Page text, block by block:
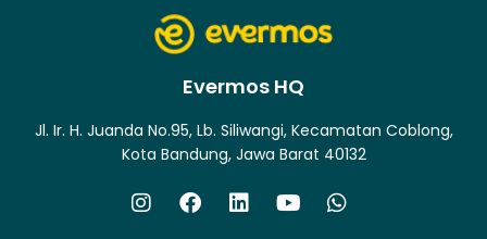
Evermos HQ
Jl. Ir. H. Juanda No.95, Lb. Siliwangi, Kecamatan Coblong,
Kota Bandung, Jawa Barat 40132